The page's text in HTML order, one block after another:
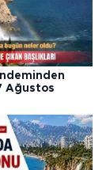
Ağustos